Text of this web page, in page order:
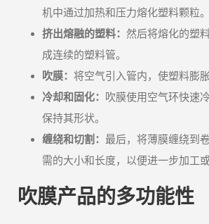
机中通过加热和压力熔化塑料颗粒。
挤出熔融的塑料： 然后将熔化的塑
成连续的塑料管。
吹膜： 将空气引入管内，使塑料膨
冷却和固化：
吹膜使用空气环快速
保持其形状。
缠绕和切割： 最后，将薄膜缠绕到
需的大小和长度，以便进一步加工或
吹膜产品的多功能性